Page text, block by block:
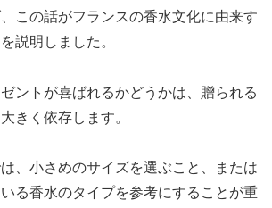
この話がフランスの香水文化に由来す
説明しました。
ントが喜ばれるかどうかは、贈られる
きく依存します。
、小さめのサイズを選ぶこと、または
る香水のタイプを参考にすることが重